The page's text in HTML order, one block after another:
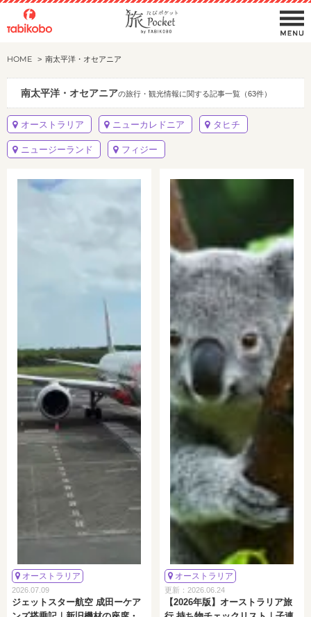
HOME 南太平洋・オセアニア
南太平洋・オセアニアの旅行・観光情報に関する記事一覧（63件）
オーストラリア ニューカレドニア タヒチ
ニュージーランド フィジー
オーストラリア
2026.07.09
ジェットスター航空 成田ーケア
オーストラリア
更新：2026.06.24
【2026年版】オーストラリア旅